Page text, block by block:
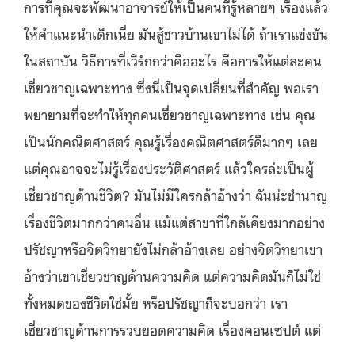
การที่คุณจะพัฒนาอาจารย์ให้เป็นคนที่รู้หลายๆ เรื่องแล้ว
ให้คำแนะนำเด็กเนี่ย มันสู้ชาวบ้านเขาไม่ได้ ถ้าเราแข่งขัน
ในสถาบัน วิธีการที่เวิร์กกว่าคืออะไร คือการให้แต่ละคน
เชี่ยวชาญเฉพาะทาง ซึ่งนี่เป็นจุดเปลี่ยนที่สำคัญ พอเรา
พยายามที่จะทำให้ทุกคนเชี่ยวชาญเฉพาะทาง เช่น คุณ
เป็นนักคณิตศาสตร์ คุณรู้เรื่องคณิตศาสตร์ดีมากๆ เลย
แต่คุณอาจจะไม่รู้เรื่องประวัติศาสตร์ แล้วใครล่ะเป็นผู้
เชี่ยวชาญด้านชีวิต? มันไม่มีใครกล้าอ้างว่า ฉันน่ะชำนาญ
เรื่องชีวิตมากกว่าคนอื่น แม้แต่สาขาที่ใกล้เคียงมากอย่าง
ปรัชญาหรือจิตวิทยายังไม่กล้าอ้างเลย อย่างจิตวิทยาเขา
อ้างว่าเขาเชี่ยวชาญด้านความคิด แต่ความคิดมันก็ไม่ใช่
ทั้งหมดของชีวิตใช่มั้ย หรือปรัชญาก็จะบอกว่า เรา
เชี่ยวชาญด้านการรวบยอดความคิด เรื่องคอนเซปต์ แต่